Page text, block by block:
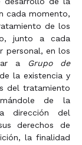
cada momento,
de los
junto a cada
personal, en los
a
Grupo de
la existencia y
del tratamiento
de la
dirección del
derechos de
la finalidad